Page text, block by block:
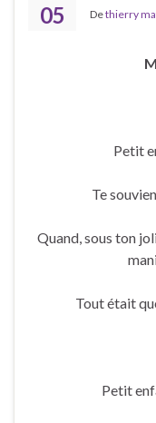
05 Dethierry
Petit
Te
Quand, sous ton
Tout était
Petit